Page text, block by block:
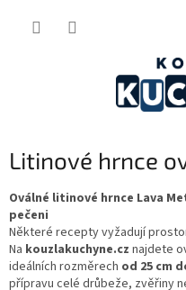
Litinové hrnce
Oválné litinové hrnce Lava
pečeni
Některé recepty vyžadují
Na kouzlakuchyne.cz najdete
ideálních rozměrech od 25 cm
přípravu celé drůbeže, zvěřiny